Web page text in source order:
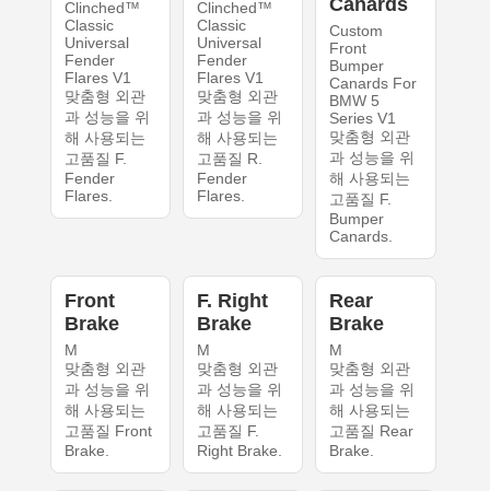
Clinched™
Classic
Universal
Fender
Flares V1
맞춤형 외관
과 성능을 위
해 사용되는
고품질 F.
Fender
Flares.
Clinched™
Classic
Universal
Fender
Flares V1
맞춤형 외관
과 성능을 위
해 사용되는
고품질 R.
Fender
Flares.
Canards
Custom
Front
Bumper
Canards For
BMW 5
Series V1
맞춤형 외관
과 성능을 위
해 사용되는
고품질 F.
Bumper
Canards.
Front
Brake
M
맞춤형 외관
과 성능을 위
해 사용되는
고품질 Front
Brake.
F. Right
Brake
M
맞춤형 외관
과 성능을 위
해 사용되는
고품질 F.
Right Brake.
Rear
Brake
M
맞춤형 외관
과 성능을 위
해 사용되는
고품질 Rear
Brake.